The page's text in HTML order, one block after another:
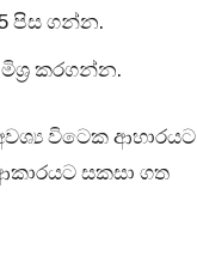
පිස ගන්න.
කරගන්න.
විටෙක ආහාරයට
සකසා ගත